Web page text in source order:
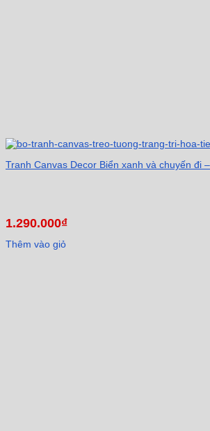
Tranh Canvas Decor Biển xanh và chuyến đi
1.290.000₫
Thêm vào giỏ